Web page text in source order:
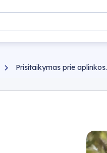
Prisitaikymas prie aplinkos.